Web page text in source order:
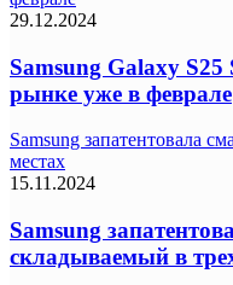
29.12.2024
Samsung Galaxy
рынке уже в феврале
Samsung запатентовала
местах
15.11.2024
Samsung
складываемый в